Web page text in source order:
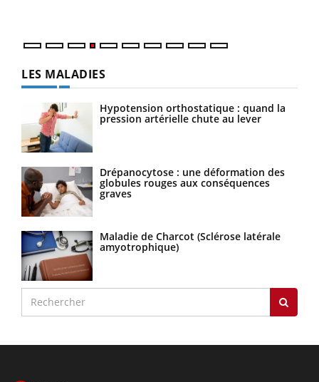
LES MALADIES
Hypotension orthostatique : quand la
pression artérielle chute au lever
Drépanocytose : une déformation des
globules rouges aux conséquences
graves
Maladie de Charcot (Sclérose latérale
amyotrophique)